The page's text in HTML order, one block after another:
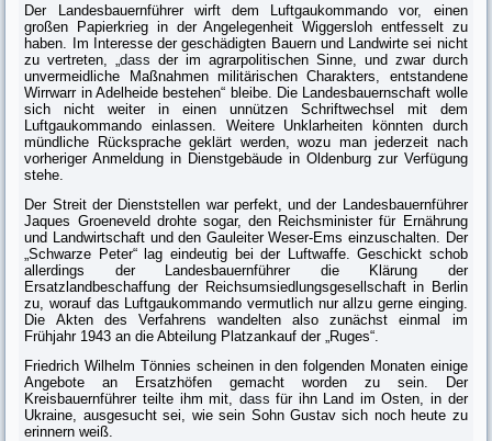
Der Landesbauernführer wirft dem Luftgaukommando vor, einen
großen Papierkrieg in der Angelegenheit Wiggersloh entfesselt zu
haben. Im Interesse der geschädigten Bauern und Landwirte sei nicht
zu vertreten, „dass der im agrarpolitischen Sinne, und zwar durch
unvermeidliche Maßnahmen militäri­schen Charakters, entstandene
Wirrwarr in Adelheide bestehen“ bleibe. Die Landesbauernschaft wolle
sich nicht weiter in einen unnützen Schriftwechsel mit dem
Luftgaukommando einlassen. Weitere Unklarheiten könnten durch
mündliche Rücksprache geklärt werden, wozu man jederzeit nach
vorheriger Anmeldung in Dienstgebäude in Oldenburg zur Verfügung
stehe.
Der Streit der Dienststellen war perfekt, und der Landesbauernführer
Jaques Groeneveld drohte sogar, den Reichsminister für Ernährung
und Landwirt­schaft und den Gauleiter Weser-Ems einzuschalten. Der
„Schwarze Peter“ lag eindeutig bei der Luftwaffe. Geschickt schob
allerdings der Landesbauernfüh­rer die Klärung der
Ersatzlandbeschaffung der Reichsumsiedlungsgesellschaft in Berlin
zu, worauf das Luftgaukommando vermutlich nur allzu gerne ein­ging.
Die Akten des Verfahrens wandelten also zunächst einmal im
Frühjahr 1943 an die Abteilung Platzankauf der „Ruges“.
Friedrich Wilhelm Tönnies scheinen in den folgenden Monaten einige
Ange­bote an Ersatzhöfen gemacht worden zu sein. Der
Kreisbauernführer teilte ihm mit, dass für ihn Land im Osten, in der
Ukraine, ausgesucht sei, wie sein Sohn Gustav sich noch heute zu
erinnern weiß.